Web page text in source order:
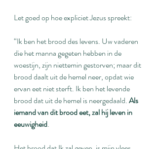
Let goed op hoe expliciet Jezus spreekt:
“Ik ben het brood des levens. Uw vaderen
die het manna gegeten hebben in de
woestijn, zijn niettemin gestorven; maar dit
brood daalt uit de hemel neer, opdat wie
ervan eet niet sterft. Ik ben het levende
brood dat uit de hemel is neergedaald. Als
iemand van dit brood eet, zal hij leven in
eeuwigheid.